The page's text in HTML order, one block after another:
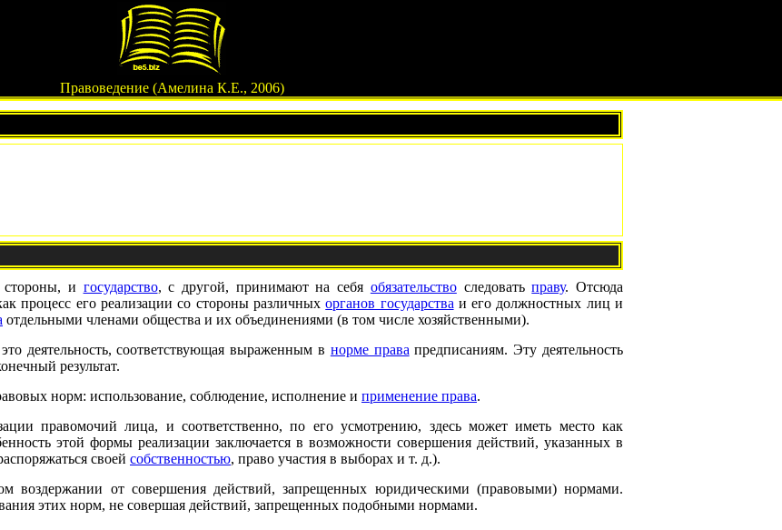
Правоведение (Амелина К.Е., 2006)
и государство, с другой, принимают на себя обязательствоследоватьправу. Отсюда
процесс его реализации со стороны различныхорганов государства и его должностных лиц и
отдельными членами общества и их объединениями (в том числе хозяйственными).
деятельность, соответствующая выраженным в норме права предписаниям. Эту деятельность
результат.
норм: использование, соблюдение, исполнение и применение права.
правомочий лица, и соответственно, по его усмотрению, здесь может иметь место как
этой формы реализации заключается в возможности совершения действий, указанных в
своей собственностью, право участия в выборах и т. д.).
воздержании от совершения действий, запрещенных юридическими (правовыми) нормами.
этих норм, не совершая действий, запрещенных подобными нормами.